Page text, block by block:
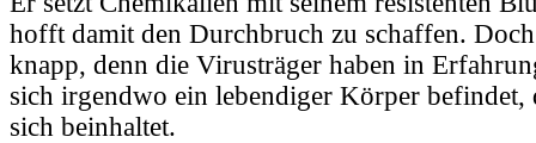
hofft damit den Durchbruch zu schaffen.
knapp, denn die Virusträger haben in
sich irgendwo ein lebendiger Körper befindet,
sich beinhaltet.